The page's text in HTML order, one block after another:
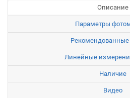
Описание
Параметры
Рекомендованные
Линейные
Наличие
Видео